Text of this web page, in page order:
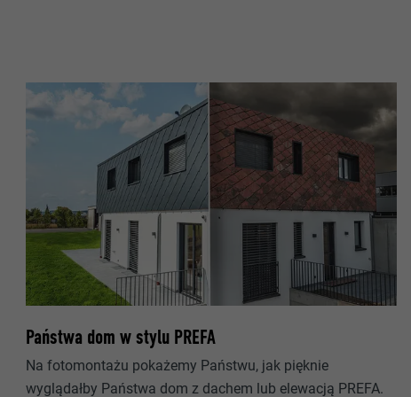
Państwa dom w stylu PREFA
Na fotomontażu pokażemy Państwu, jak pięknie
wyglądałby Państwa dom z dachem lub elewacją PREFA.
PROCEDURA
CEL
NAZWA
DOSTAWCA
PROCEDURA
PROCEDURA
CEL
NAZWA
DOSTAWCA
CEL